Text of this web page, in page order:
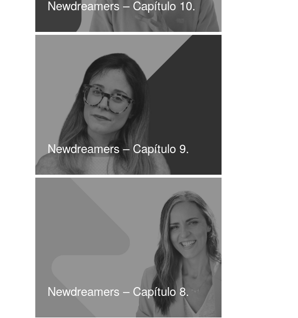
Newdreamers – Capítulo 10.
Newdreamers – Capítulo 9.
Newdreamers – Capítulo 8.